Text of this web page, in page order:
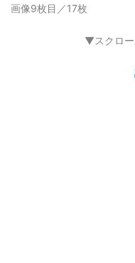
画像9枚目／17枚
▼スクロ